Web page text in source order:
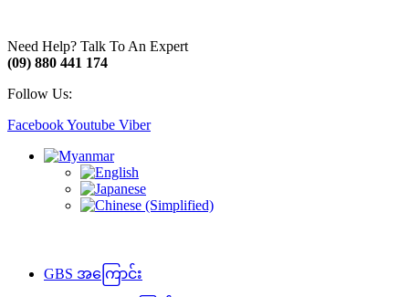
Need Help? Talk To An Expert
(09) 880 441 174
Follow Us:
FacebookYoutube Viber
GBS အကြောင်း